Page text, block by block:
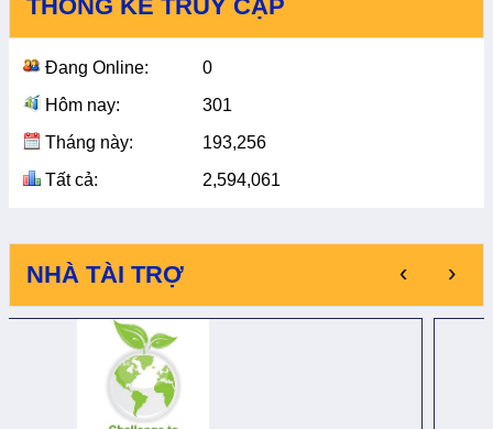
THỐNG KÊ TRUY CẬP
Đang Online:
0
Hôm nay:
301
Tháng này:
193,256
Tất cả:
2,594,061
NHÀ TÀI TRỢ ‹ ›